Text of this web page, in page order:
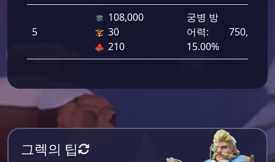
5
108,000
30
210
궁병 방
어력:
15.00%
750,000
그렉의 팁